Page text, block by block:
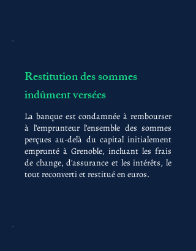
Restitution des sommes
indûment versées
La banque est condamnée à rembourser
à l'emprunteur l'ensemble des sommes
perçues au-delà du capital initialement
emprunté à Grenoble, incluant les frais
de change, d'assurance et les intérêts, le
tout reconverti et restitué en euros.